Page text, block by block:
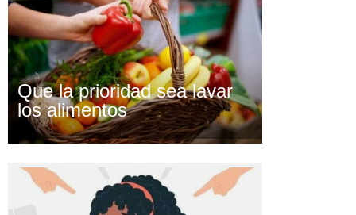
Que la prioridad sea lavar
los alimentos